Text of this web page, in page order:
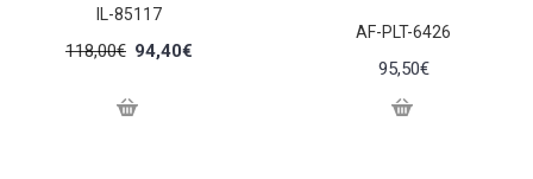
IL-85117
118,00€ 94,40€
AF-PLT-6426
95,50€